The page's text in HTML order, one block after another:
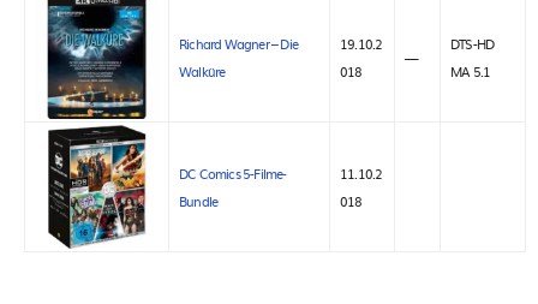
Richard Wagner – Die
Walküre
19.10.2
018
—
DTS-HD
MA 5.1
DC Comics 5-Filme-
Bundle
11.10.2
018